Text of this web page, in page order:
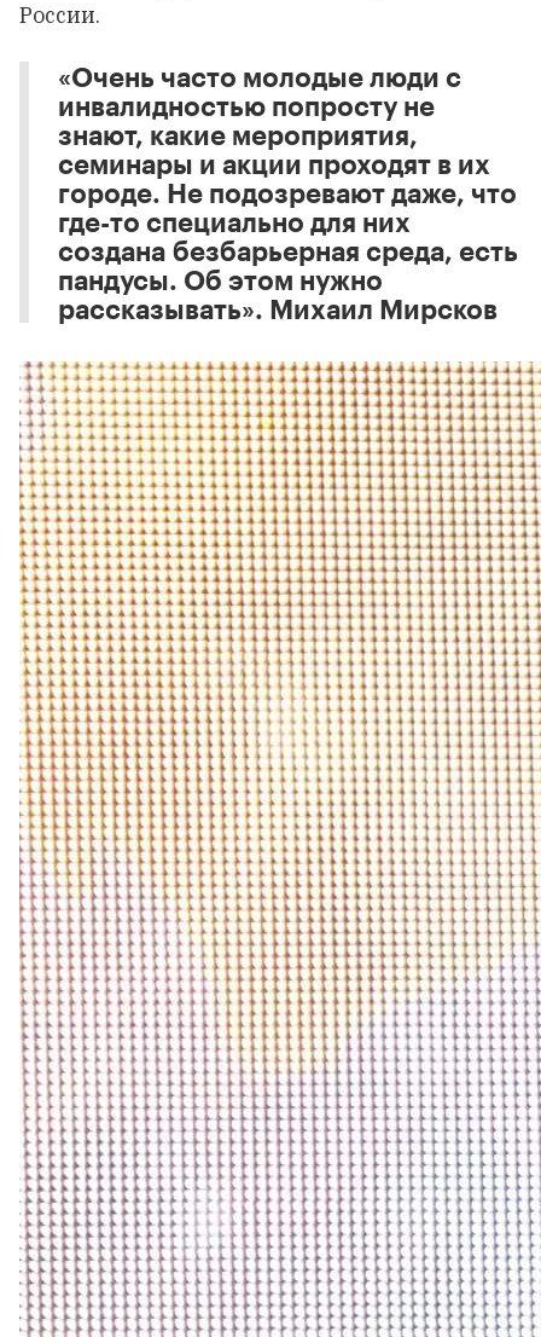
России.
«Очень часто молодые люди с
инвалидностью попросту не
знают, какие мероприятия,
семинары и акции проходят в их
городе. Не подозревают даже, что
где-то специально для них
создана безбарьерная среда, есть
пандусы. Об этом нужно
рассказывать». Михаил Мирсков